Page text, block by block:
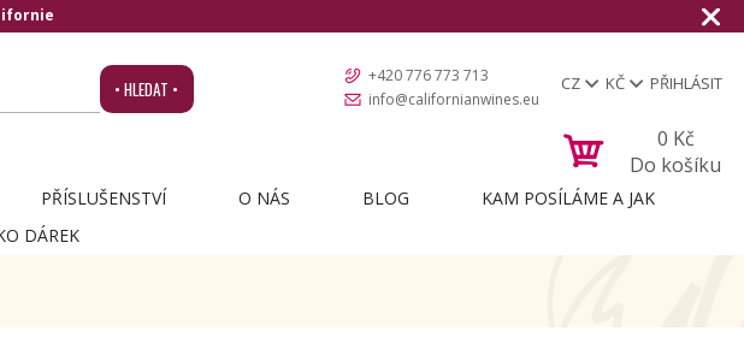
• HLEDAT •
+420 776 773 713
info@californianwines.eu
CZ KČ PŘIHLÁSIT
0 Kč
Do košíku
PŘÍSLUŠENSTVÍ O NÁS BLOG
KAM POSÍLÁME A JAK
DÁREK